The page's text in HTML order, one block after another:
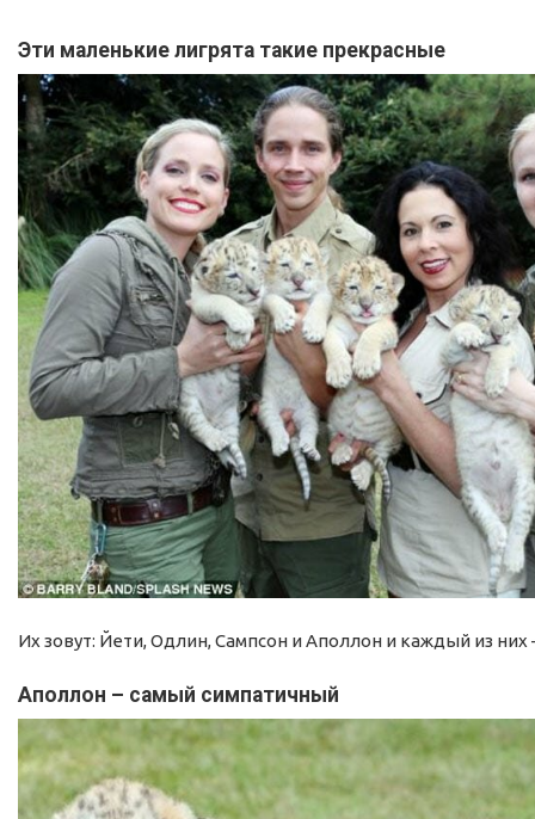
Эти маленькие лигрята такие прекрасные
Их зовут: Йети, Одлин, Сампсон и Аполлон и каждый из них
Аполлон – самый симпатичный